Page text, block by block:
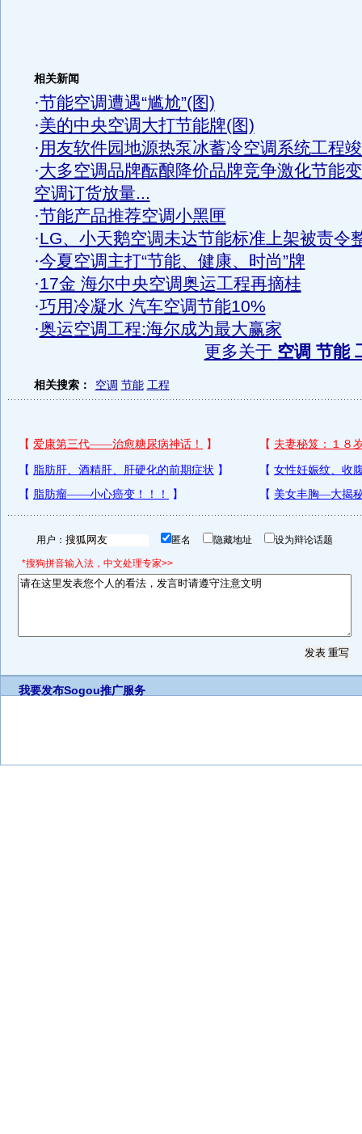
相关新闻
·节能空调遭遇“尴尬”(图)
·美的中央空调大打节能牌(图)
·用友软件园地源热泵冰蓄冷空调系统工程
·大多空调品牌酝酿降价品牌竞争激化节能
空调订货放量...
·节能产品推荐空调小黑匣
·LG、小天鹅空调未达节能标准上架被责令
·今夏空调主打“节能、健康、时尚”牌
·17金 海尔中央空调奥运工程再摘桂
·巧用冷凝水 汽车空调节能10%
·奥运空调工程:海尔成为最大赢家
更多关于 空调 节能
相关搜索： 空调 节能 工程
用户： 匿名 隐藏地址 设为辩论话题
*搜狗拼音输入法，中文处理专家>>
我要发布Sogou推广服务